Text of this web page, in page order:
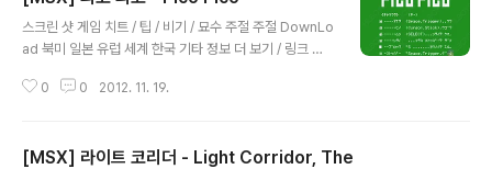
스크린 샷 게임 치트 / 팁 / 비기 / 묘수 주절 주절 DownLo
ad 북미 일본 유럽 세계 한국 기타 정보 더 보기 / 링크 관
0 0 2012. 11. 19.
[MSX] 라이트 코리더 - Light Corridor, The